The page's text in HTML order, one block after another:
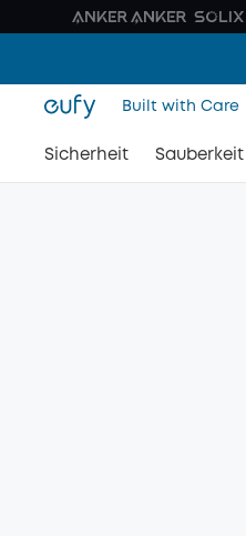
Built with Care
Sicherheit Sauberkeit